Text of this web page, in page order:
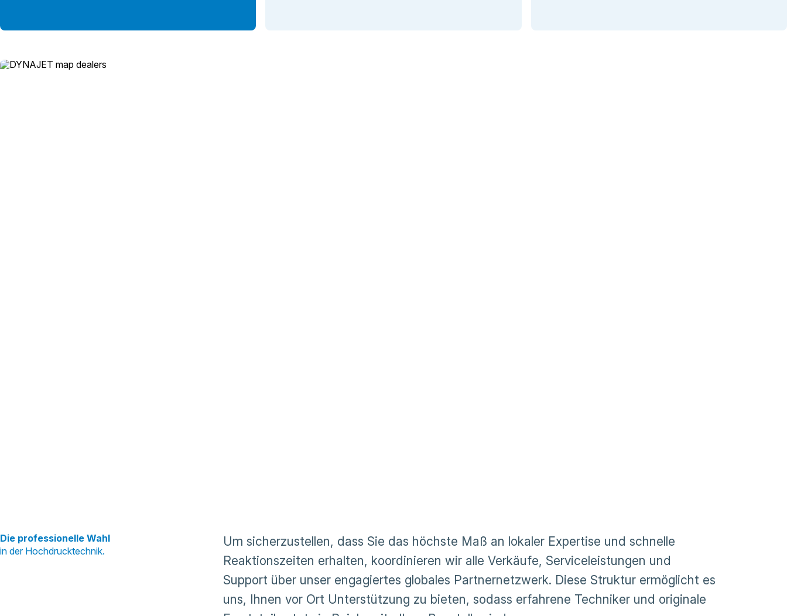
Die professionelle Wahl
in der Hochdrucktechnik.
Um sicherzustellen, dass Sie das höchste Maß an lokaler Expertise und schnelle
Reaktionszeiten erhalten, koordinieren wir alle Verkäufe, Serviceleistungen und
Support über unser engagiertes globales Partnernetzwerk. Diese Struktur ermöglicht es
uns, Ihnen vor Ort Unterstützung zu bieten, sodass erfahrene Techniker und originale